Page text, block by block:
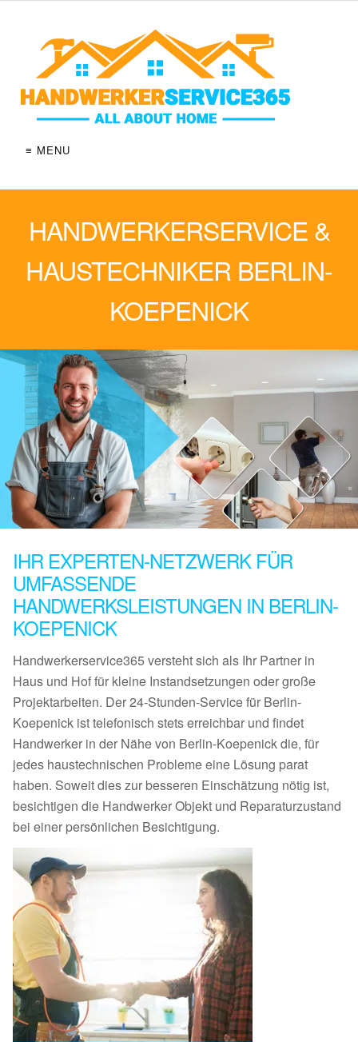
≡ MENU
HANDWERKERSERVICE &
HAUSTECHNIKER BERLIN-
KOEPENICK
IHR EXPERTEN-NETZWERK FÜR
UMFASSENDE
HANDWERKSLEISTUNGEN IN BERLIN-
KOEPENICK
Handwerkerservice365 versteht sich als Ihr Partner in
Haus und Hof für kleine Instandsetzungen oder große
Projektarbeiten. Der 24-Stunden-Service für Berlin-
Koepenick ist telefonisch stets erreichbar und findet
Handwerker in der Nähe von Berlin-Koepenick die, für
jedes haustechnischen Probleme eine Lösung parat
haben. Soweit dies zur besseren Einschätzung nötig ist,
besichtigen die Handwerker Objekt und Reparaturzustand
bei einer persönlichen Besichtigung.